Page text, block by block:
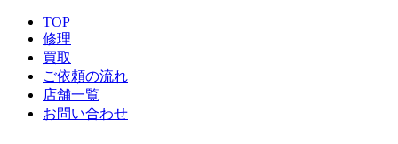
TOP
修理
買取
ご依頼の流れ
店舗一覧
お問い合わせ